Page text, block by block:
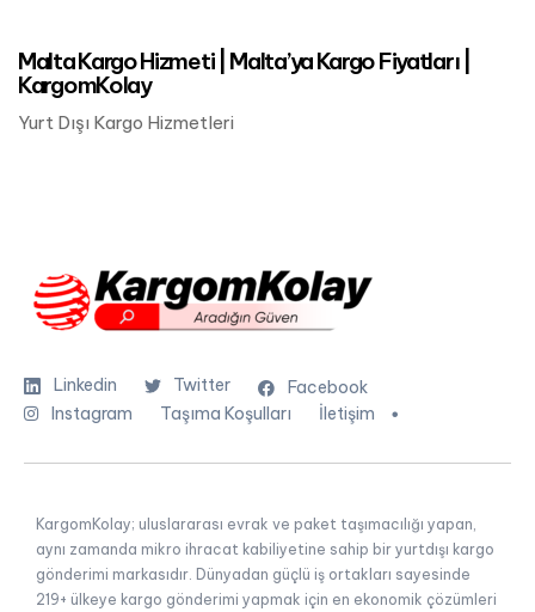
Malta Kargo Hizmeti | Malta’ya Kargo Fiyatları |
KargomKolay
Yurt Dışı Kargo Hizmetleri
Linkedin Twitter
Facebook
Instagram
Taşıma Koşulları İletişim
KargomKolay; uluslararası evrak ve paket taşımacılığı yapan,
aynı zamanda mikro ihracat kabiliyetine sahip bir yurtdışı kargo
gönderimi markasıdır. Dünyadan güçlü iş ortakları sayesinde
219+ ülkeye kargo gönderimi yapmak için en ekonomik çözümleri